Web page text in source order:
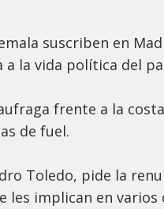
suscriben en
la vida política del
frente a la
de fuel.
Toledo, pide la
les implican en varios